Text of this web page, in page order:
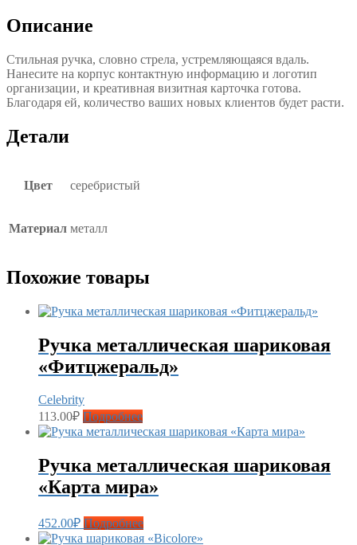
Описание
Стильная ручка, словно стрела, устремляющаяся вдаль.
Нанесите на корпус контактную информацию и логотип
организации, и креативная визитная карточка готова.
Благодаря ей, количество ваших новых клиентов будет расти.
Детали
Цвет серебристый
Материал металл
Похожие товары
Ручка металлическая шариковая
«Фитцжеральд»
Celebrity
113.00₽ Подробнее
Ручка металлическая шариковая
«Карта мира»
452.00₽ Подробнее